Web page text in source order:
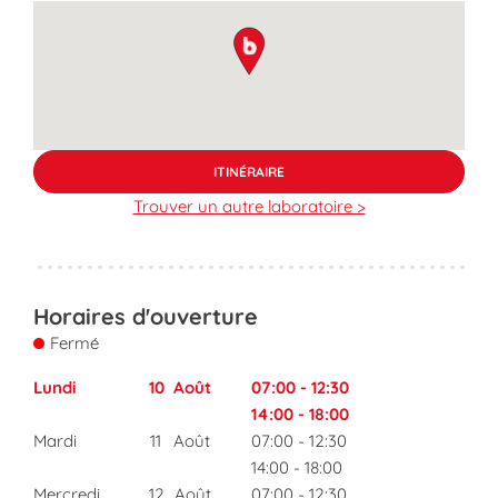
map pin
ITINÉRAIRE
Trouver un autre laboratoire >
Horaires d'ouverture
Fermé
Lundi 10 Août 07:00 - 12:30
14:00 - 18:00
Mardi
11 Août 07:00 - 12:30
14:00 - 18:00